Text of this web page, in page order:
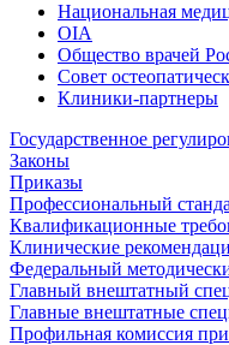
Национальная
OIA
Общество врачей
Совет
Клиники-партнеры
Государственное
Законы
Приказы
Профессиональный
Квалификационные
Клинические
Федеральный
Главный внештатный
Главные внештатные
Профильная комиссия